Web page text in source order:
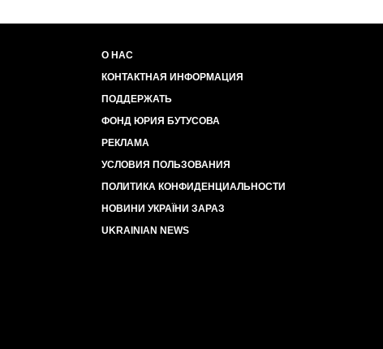
О НАС
КОНТАКТНАЯ ИНФОРМАЦИЯ
ПОДДЕРЖАТЬ
ФОНД ЮРИЯ БУТУСОВА
РЕКЛАМА
УСЛОВИЯ ПОЛЬЗОВАНИЯ
ПОЛИТИКА КОНФИДЕНЦИАЛЬНОСТИ
НОВИНИ УКРАЇНИ ЗАРАЗ
UKRAINIAN NEWS